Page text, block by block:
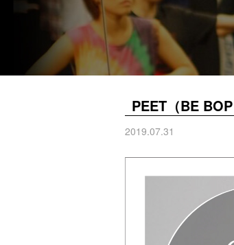
PEET（BE
2019.07.31